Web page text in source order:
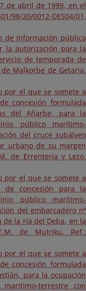
de abril de 1999, en el
98/20/0012-DES04/01,
de información pública
la autorización para la
de temporada de
Malkorbe de Getaria.
por el que se somete a
concesión formulada
del Añarbe, para la
público marítimo-
del cruce subálveo
urbano de su margen
de Errenteria y Lezo.
por el que se somete a
de concesión para la
público marítimo-
del embarcadero nº
la ría del Deba, en la
de Mutriku. Ref.:
por el que se somete a
concesión formulada
para la ocupación
terrestre con